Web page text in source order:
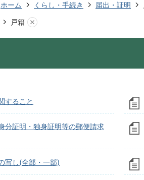
ホーム くらし・手続き 届出・証明
戸籍
すること
分証明・独身証明等の郵便請求
写し(全部・一部)